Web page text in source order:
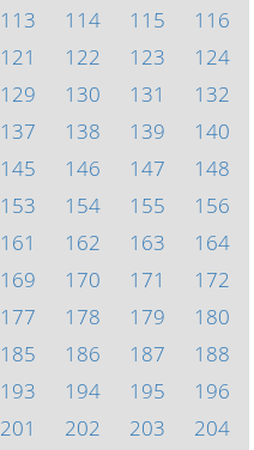
113 114 115
116
121 122 123
124
129 130 131
132
137 138 139
140
145 146 147
148
153 154 155
156
161 162 163
164
169 170 171
172
177 178 179
180
185 186 187
188
193 194 195
196
201 202 203
204